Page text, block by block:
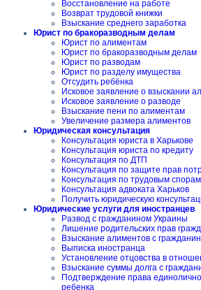
Восстановление на работе
Возврат трудовой книжки
Взыскание среднего заработка
Юрист по бракоразводным делам
Юрист по алиментам
Юрист по бракоразводным делам
Юрист по разводам
Юрист по разделу имущества
Отсудить ребёнка
Исковое заявление о взыскании
Исковое заявление о разводе
Взыскание пени по алиментам
Увеличение размера алиментов
Юридическая консультация
Консультация юриста в Харькове
Консультация юриста по кредиту
Консультация по ДТП
Консультация по защите прав
Консультация по трудовым спорам
Консультация адвоката Харьков
Получить юридическую
Юридические услуги для иностранцев
Развод с гражданином Украины
Лишение родительских прав
Взыскание алиментов с
Выписка иностранца
Установление отцовства в
Взыскание суммы долга с
Подтверждение права
ребенка